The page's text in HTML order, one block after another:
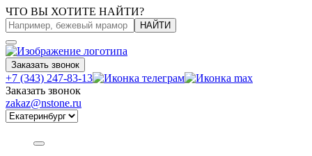
ЧТО ВЫ ХОТИТЕ НАЙТИ?
НАЙТИ
Заказать звонок
+7 (343) 247-83-13
Заказать звонок
zakaz@nstone.ru